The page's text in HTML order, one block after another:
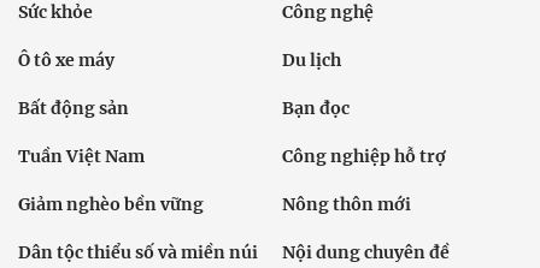
Sức khỏe Công nghệ
Ô tô xe máy Du lịch
Bất động sản Bạn đọc
Tuần Việt Nam Công nghiệp hỗ trợ
Giảm nghèo bền vững Nông thôn mới
Dân tộc thiểu số và miền núi Nội dung chuyên đề